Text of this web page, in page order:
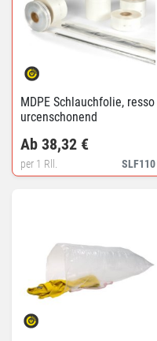
MDPE Schlauchfolie, resso
urcenschonend
SLF110
Ab 38,32 €
per 1 Rll.